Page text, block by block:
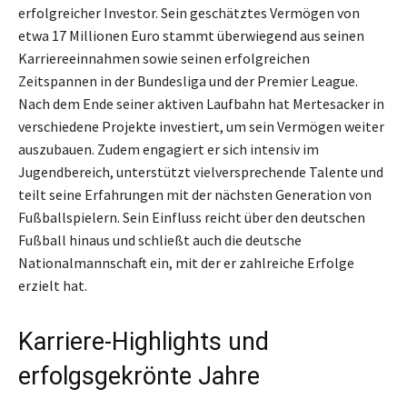
erfolgreicher Investor. Sein geschätztes Vermögen von
etwa 17 Millionen Euro stammt überwiegend aus seinen
Karriereeinnahmen sowie seinen erfolgreichen
Zeitspannen in der Bundesliga und der Premier League.
Nach dem Ende seiner aktiven Laufbahn hat Mertesacker in
verschiedene Projekte investiert, um sein Vermögen weiter
auszubauen. Zudem engagiert er sich intensiv im
Jugendbereich, unterstützt vielversprechende Talente und
teilt seine Erfahrungen mit der nächsten Generation von
Fußballspielern. Sein Einfluss reicht über den deutschen
Fußball hinaus und schließt auch die deutsche
Nationalmannschaft ein, mit der er zahlreiche Erfolge
erzielt hat.
Karriere-Highlights und
erfolgsgekrönte Jahre